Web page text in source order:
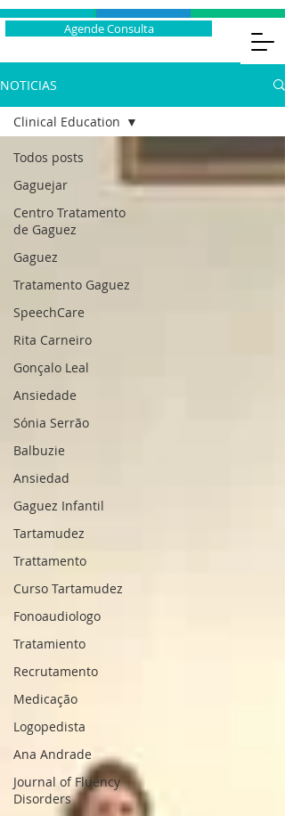
Agende Consulta
NOTICIAS
Todos posts
Gaguejar
Centro Tratamento
de Gaguez
Gaguez
Tratamento Gaguez
SpeechCare
Rita Carneiro
Gonçalo Leal
Ansiedade
Sónia Serrão
Balbuzie
Ansiedad
Gaguez Infantil
Tartamudez
Trattamento
Curso Tartamudez
Fonoaudiologo
Tratamiento
Recrutamento
Medicação
Logopedista
Ana Andrade
Journal of Fluency
Disorders
Clinical Education